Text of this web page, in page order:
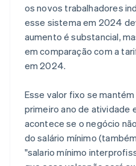
os novos trabalhadores
esse sistema em 2024
aumento é substancial,
em comparação com a
em 2024.
Esse valor fixo se
primeiro ano de atividade
acontece se o negócio
do salário mínimo
"salario mínimo